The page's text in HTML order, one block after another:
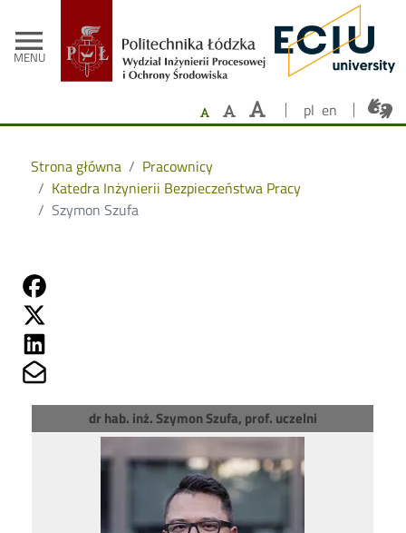
menu
MENU
- Strona główna
pl en
Strona główna
Pracownicy
Katedra Inżynierii Bezpieczeństwa Pracy
Szymon Szufa
dr hab. inż. Szymon Szufa, prof. uczelni